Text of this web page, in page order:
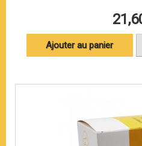
Ajouter au panier